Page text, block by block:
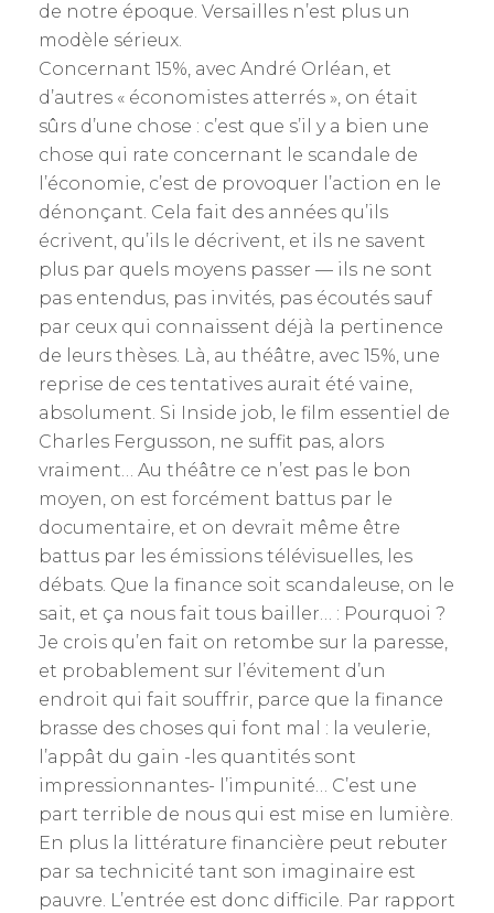
de notre époque. Versailles n’est plus un
modèle sérieux.
Concernant 15%, avec André Orléan, et
d’autres « économistes atterrés », on était
sûrs d’une chose : c’est que s’il y a bien une
chose qui rate concernant le scandale de
l’économie, c’est de provoquer l’action en le
dénonçant. Cela fait des années qu’ils
écrivent, qu’ils le décrivent, et ils ne savent
plus par quels moyens passer — ils ne sont
pas entendus, pas invités, pas écoutés sauf
par ceux qui connaissent déjà la pertinence
de leurs thèses. Là, au théâtre, avec 15%, une
reprise de ces tentatives aurait été vaine,
absolument. Si Inside job, le film essentiel de
Charles Fergusson, ne suffit pas, alors
vraiment… Au théâtre ce n’est pas le bon
moyen, on est forcément battus par le
documentaire, et on devrait même être
battus par les émissions télévisuelles, les
débats. Que la finance soit scandaleuse, on le
sait, et ça nous fait tous bailler… : Pourquoi ?
Je crois qu’en fait on retombe sur la paresse,
et probablement sur l’évitement d’un
endroit qui fait souffrir, parce que la finance
brasse des choses qui font mal : la veulerie,
l’appât du gain -les quantités sont
impressionnantes- l’impunité… C’est une
part terrible de nous qui est mise en lumière.
En plus la littérature financière peut rebuter
par sa technicité tant son imaginaire est
pauvre. L’entrée est donc difficile. Par rapport